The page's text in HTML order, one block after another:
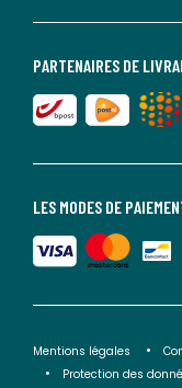
LES MODES DE
PARTENAIRES DE
Mentions légales
Protection des